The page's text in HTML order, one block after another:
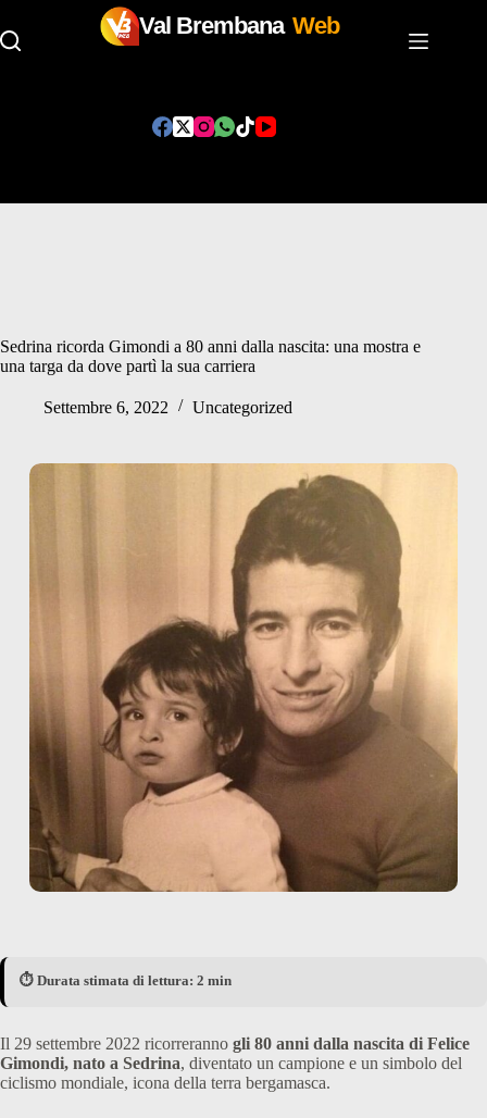
Val Brembana Web
Sedrina ricorda Gimondi a 80 anni dalla nascita: una mostra e
una targa da dove partì la sua carriera
Settembre 6, 2022 Uncategorized
⏱️ Durata stimata di lettura: 2 min
Il 29 settembre 2022 ricorreranno gli 80 anni dalla nascita di Felice
Gimondi, nato a Sedrina, diventato un campione e un simbolo del
ciclismo mondiale, icona della terra bergamasca.